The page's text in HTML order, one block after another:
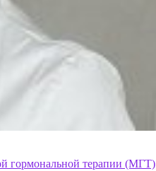
гормональной терапии (МГТ)